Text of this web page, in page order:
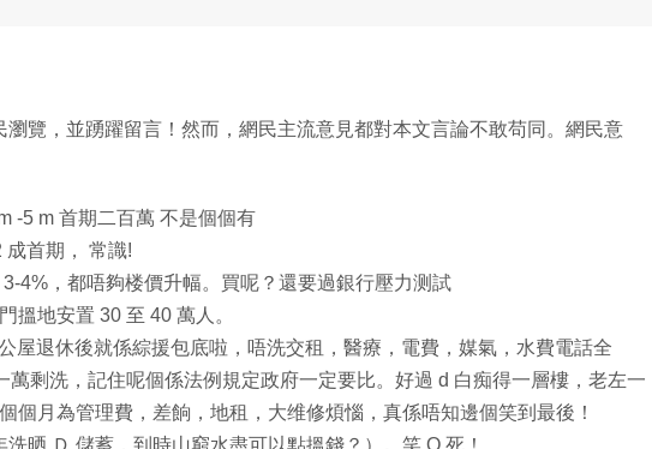
覽，並踴躍留言！然而，網民主流意見都對本文言論不敢苟同。網民意
-5 m 首期二百萬 不是個個有
成首期， 常識!
4%，都唔夠楼價升幅。買呢？還要過銀行壓力测試
搵地安置 30 至 40 萬人。
屋退休後就係綜援包底啦，唔洗交租，醫療，電費，媒氣，水費電話全
萬剩洗，記住呢個係法例規定政府一定要比。好過 d 白痴得一層樓，老左一
個月為管理費，差餉，地租，大维修煩惱，真係唔知邊個笑到最後！
洗晒 Ｄ 儲蓄，到時山窮水盡可以點搵錢？）。笑 Q 死！